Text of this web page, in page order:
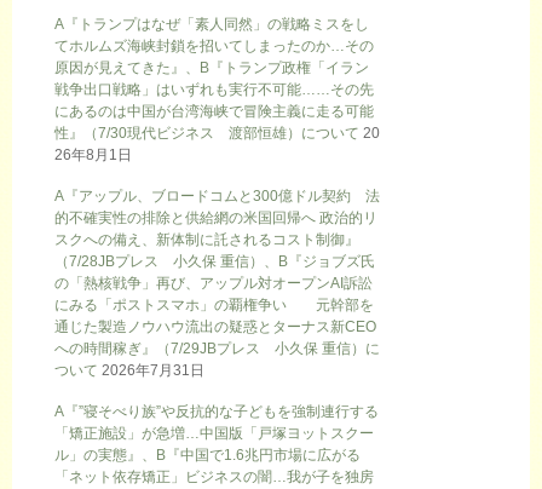
A『トランプはなぜ「素人同然」の戦略ミスをし
てホルムズ海峡封鎖を招いてしまったのか…その
原因が見えてきた』、B『トランプ政権「イラン
戦争出口戦略」はいずれも実行不可能……その先
にあるのは中国が台湾海峡で冒険主義に走る可能
性』（7/30現代ビジネス 渡部恒雄）について 20
26年8月1日
A『アップル、ブロードコムと300億ドル契約 法
的不確実性の排除と供給網の米国回帰へ 政治的リ
スクへの備え、新体制に託されるコスト制御』
（7/28JBプレス 小久保 重信）、B『ジョブズ氏
の「熱核戦争」再び、アップル対オープンAI訴訟
にみる「ポストスマホ」の覇権争い 元幹部を
通じた製造ノウハウ流出の疑惑とターナス新CEO
への時間稼ぎ』（7/29JBプレス 小久保 重信）に
ついて 2026年7月31日
A『”寝そべり族”や反抗的な子どもを強制連行する
「矯正施設」が急増…中国版「戸塚ヨットスクー
ル」の実態』、B『中国で1.6兆円市場に広がる
「ネット依存矯正」ビジネスの闇…我が子を独房